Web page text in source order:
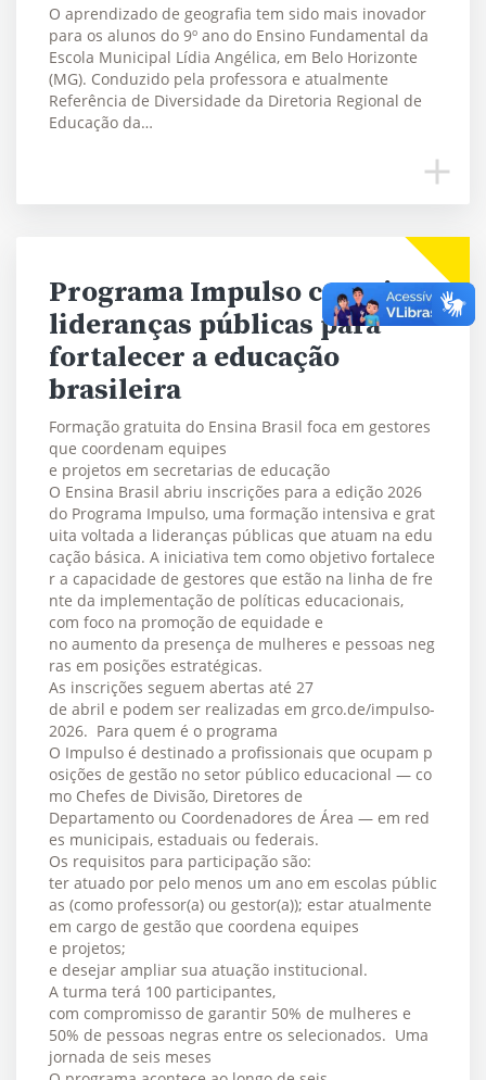
O aprendizado de geografia tem sido mais inovador
para os alunos do 9º ano do Ensino Fundamental da
Escola Municipal Lídia Angélica, em Belo Horizonte
(MG). Conduzido pela professora e atualmente
Referência de Diversidade da Diretoria Regional de
Educação da…
Programa Impulso capacita
lideranças públicas para
fortalecer a educação
brasileira
Formação gratuita do Ensina Brasil foca em gestores
que coordenam equipes
e projetos em secretarias de educação
O Ensina Brasil abriu inscrições para a edição 2026
do Programa Impulso, uma formação intensiva e grat
uita voltada a lideranças públicas que atuam na edu
cação básica. A iniciativa tem como objetivo fortalece
r a capacidade de gestores que estão na linha de fre
nte da implementação de políticas educacionais,
com foco na promoção de equidade e
no aumento da presença de mulheres e pessoas neg
ras em posições estratégicas.
As inscrições seguem abertas até 27
de abril e podem ser realizadas em grco.de/impulso-
2026. Para quem é o programa
O Impulso é destinado a profissionais que ocupam p
osições de gestão no setor público educacional — co
mo Chefes de Divisão, Diretores de
Departamento ou Coordenadores de Área — em red
es municipais, estaduais ou federais.
Os requisitos para participação são:
ter atuado por pelo menos um ano em escolas públic
as (como professor(a) ou gestor(a)); estar atualmente
em cargo de gestão que coordena equipes
e projetos;
e desejar ampliar sua atuação institucional.
A turma terá 100 participantes,
com compromisso de garantir 50% de mulheres e
50% de pessoas negras entre os selecionados. Uma
jornada de seis meses